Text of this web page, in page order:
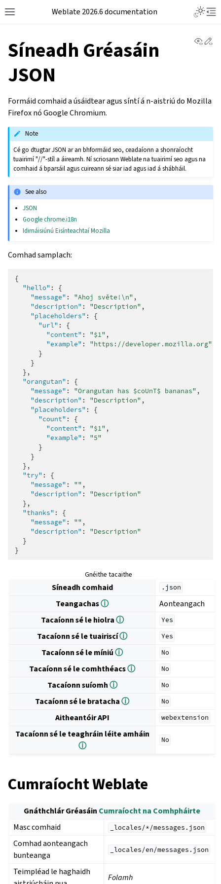
Weblate 2026.6 documentation
Síneadh Gréasáin
JSON
Formáid comhaid a úsáidtear agus síntí á n-aistriú do Mozilla
Firefox nó Google Chromium.
Note
Cé go dtugtar JSON ar an bhformáid seo, ceadaíonn a shonraíocht
tuairimí "//"-stíl a áireamh. Ní scriosann Weblate na tuairimí seo agus na
comhaid á bparsáil agus cuireann sé siar iad agus iad á shábháil.
See also
JSON
Google chrome.i18n
Idirnáisiúnú Eisínteachtaí Mozilla
Comhad samplach:
{
"hello" :
{
"message" : "Ahoj světe!\n" ,
"description" : "Description" ,
"placeholders" :
{
"url" :
{
"content" : "$1" ,
"example" :
"https://developer.mozilla.org"
}
}
},
"orangutan" :
{
"message" : "Orangutan has $coUnT$ bananas" ,
"description" : "Description" ,
"placeholders" :
{
"count" :
{
"content" : "$1" ,
"example" :
"5"
}
}
},
"try" :
{
"message" : "" ,
"description" :
"Description"
},
"thanks" :
{
"message" : "" ,
"description" :
"Description"
}
}
Gnéithe tacaithe
Síneadh comhaid .json
Teangachasⓘ
Aonteangach
Tacaíonn sé le hiolraⓘ Yes
Tacaíonn sé le tuairiscíⓘ Yes
Tacaíonn sé le míniúⓘ No
Tacaíonn sé le comhthéacsⓘ No
Tacaíonn suíomhⓘ No
Tacaíonn sé le bratachaⓘ No
Aitheantóir API webextension
Tacaíonn sé le teaghráin léite amháin
ⓘ
No
Cumraíocht Weblate
Gnáthchlár Gréasáin Cumraíocht na Comhpháirte
Masc comhaid
_locales/*/messages.json
Comhad aonteangach
bunteanga
_locales/en/messages.json
Teimpléad le haghaidh
Folamh